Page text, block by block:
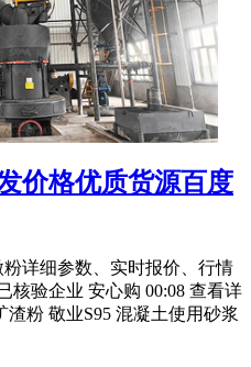
价格优质货源百度
详细参数、实时报价、行情
核验企业 安心购 00:08 查看详
粉 敬业S95 混凝土使用砂浆